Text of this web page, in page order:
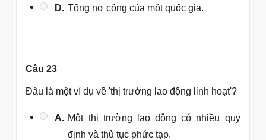
D. Tổng nợ công của một quốc gia.
Câu 23
Đâu là một ví dụ về 'thị trường lao động linh hoạt'?
A. Một thị trường lao động có nhiều quy
định và thủ tục phức tạp.